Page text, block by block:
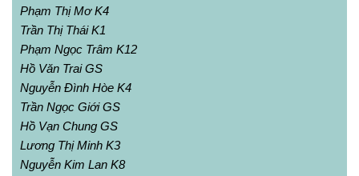
Phạm Thị Mơ K4
Trần Thị Thái K1
Phạm Ngọc Trâm K12
Hồ Văn Trai GS
Nguyễn Đình Hòe K4
Trần Ngọc Giới GS
Hồ Vạn Chung GS
Lương Thị Minh K3
Nguyễn Kim Lan K8